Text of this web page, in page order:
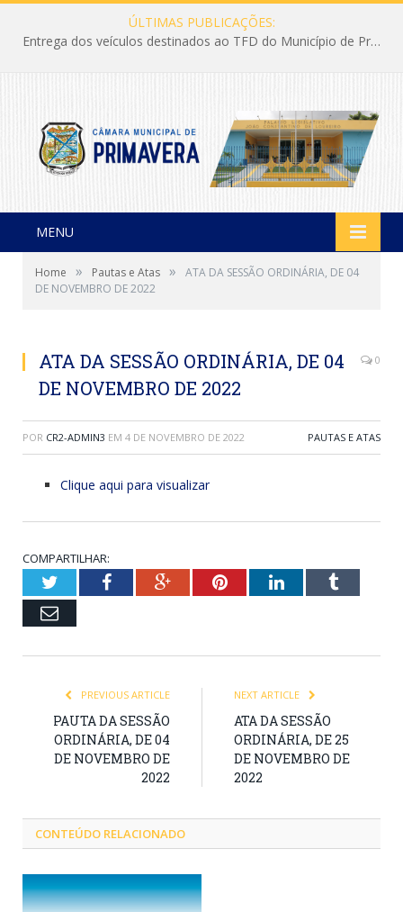
ÚLTIMAS PUBLICAÇÕES:
Entrega dos veículos destinados ao TFD do Município de Primavera
MENU
Home » Pautas e Atas »
ATA DA SESSÃO ORDINÁRIA, DE 04
DE NOVEMBRO DE 2022
ATA DA SESSÃO ORDINÁRIA, DE 04
DE NOVEMBRO DE 2022
0
POR CR2-ADMIN3 EM 4 DE NOVEMBRO DE 2022 PAUTAS E ATAS
Clique aqui para visualizar
COMPARTILHAR:
TwitterFacebookGoogle+PinterestLinkedInTumblr
Email
PREVIOUS ARTICLE
PAUTA DA SESSÃO
ORDINÁRIA, DE 04
DE NOVEMBRO DE
2022
NEXT ARTICLE
ATA DA SESSÃO
ORDINÁRIA, DE 25
DE NOVEMBRO DE
2022
CONTEÚDO RELACIONADO